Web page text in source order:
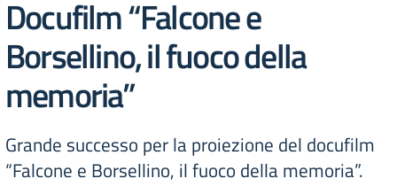
Docufilm “Falcone e
Borsellino, il fuoco della
memoria”
Grande successo per la proiezione del docufilm
“Falcone e Borsellino, il fuoco della memoria”.